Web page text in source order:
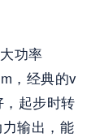
功率
，经典的v
起步时转
输出，能